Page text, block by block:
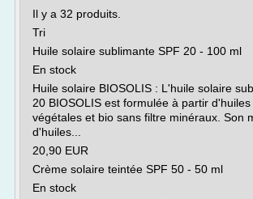
Il y a 32 produits.
Tri
Huile solaire sublimante SPF 20 - 100 ml
En stock
Huile solaire BIOSOLIS : L'huile solaire
20 BIOSOLIS est formulée à partir d'huiles
végétales et bio sans filtre minéraux. Son
d'huiles...
20,90 EUR
Crème solaire teintée SPF 50 - 50 ml
En stock